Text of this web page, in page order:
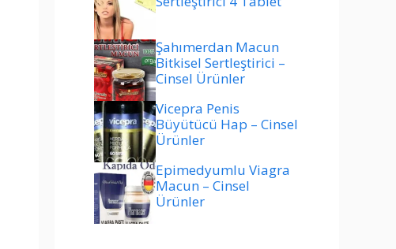
Şahımerdan Macun
Bitkisel Sertleştirici –
Cinsel Ürünler
Vicepra Penis
Büyütücü Hap – Cinsel
Ürünler
Epimedyumlu Viagra
Macun – Cinsel
Ürünler